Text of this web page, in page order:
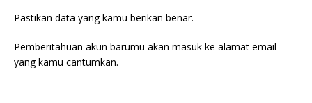
Pastikan data yang kamu berikan benar.
Pemberitahuan akun barumu akan masuk ke alamat email
yang kamu cantumkan.